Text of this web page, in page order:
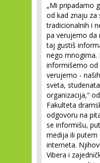
„Mi pripadamo
od kad znaju za
tradicionalnih i
pa verujemo da
taj gustiš
nego mnogima.
informišemo od
verujemo -
sveta,
organizacija,“
Fakulteta
odgovoru na
se informišu,
medija ili putem
interneta.
Vibera i